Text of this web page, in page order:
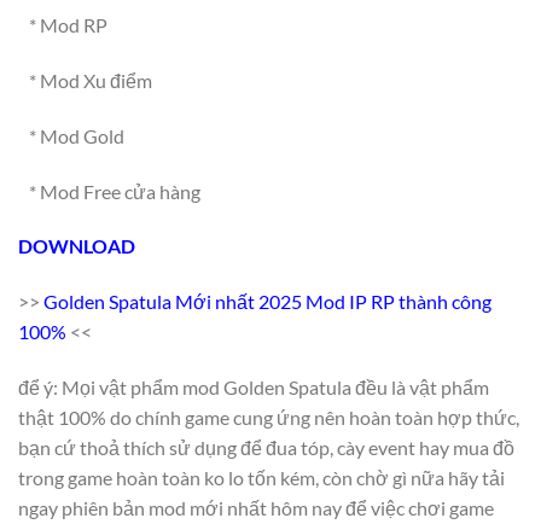
* Mod RP
* Mod Xu điểm
* Mod Gold
* Mod Free cửa hàng
DOWNLOAD
>> Golden Spatula Mới nhất 2025 Mod IP RP thành công
100% <<
để ý: Mọi vật phẩm mod Golden Spatula đều là vật phẩm
thật 100% do chính game cung ứng nên hoàn toàn hợp thức,
bạn cứ thoả thích sử dụng để đua tóp, cày event hay mua đồ
trong game hoàn toàn ko lo tốn kém, còn chờ gì nữa hãy tải
ngay phiên bản mod mới nhất hôm nay để việc chơi game